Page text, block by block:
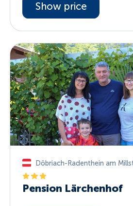
Show price
Döbriach-Radenthein am
Pension Lärchenhof